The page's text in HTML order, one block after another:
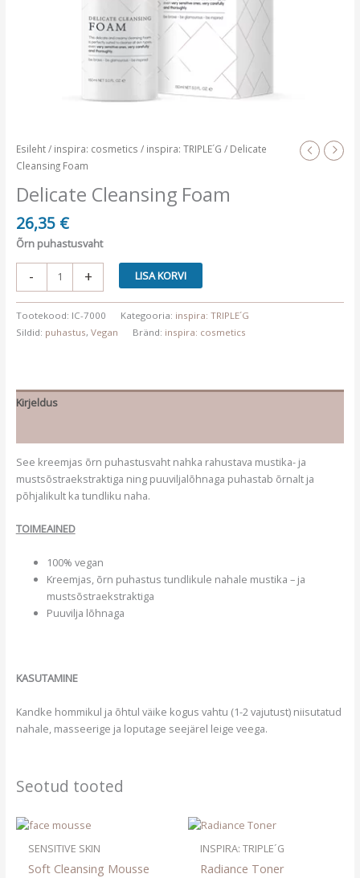
Esileht/ inspira: cosmetics / inspira: TRIPLE´G / Delicate
Cleansing Foam
Delicate Cleansing Foam
26,35 €
Õrn puhastusvaht
-
Foam
kogus
+ LISA KORVI
Tootekood: IC-7000 Kategooria: inspira: TRIPLE´G
Sildid: puhastus, Vegan Bränd: inspira: cosmetics
Kirjeldus
See kreemjas õrn puhastusvaht nahka rahustava mustika- ja
mustsõstraekstraktiga ning puuviljalõhnaga puhastab õrnalt ja
põhjalikult ka tundliku naha.
TOIMEAINED
100% vegan
Kreemjas, õrn puhastus tundlikule nahale mustika – ja
mustsõstraekstraktiga
Puuvilja lõhnaga
KASUTAMINE
Kandke hommikul ja õhtul väike kogus vahtu (1-2 vajutust) niisutatud
nahale, masseerige ja loputage seejärel leige veega.
Seotud tooted
SENSITIVE SKIN
Soft Cleansing Mousse
INSPIRA: TRIPLE´G
Radiance Toner